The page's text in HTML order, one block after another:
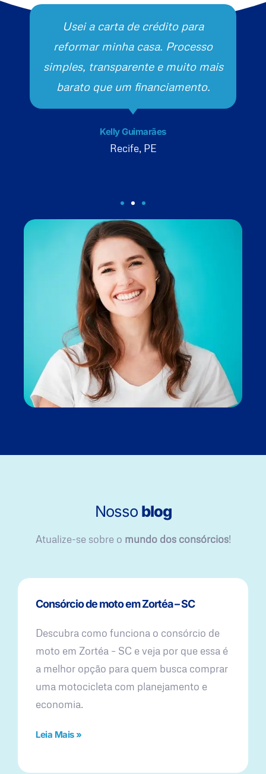
Usei a carta de crédito para
reformar minha casa. Processo
simples, transparente e muito mais
barato que um financiamento.
Kelly Guimarães
Recife, PE
Nosso blog
Atualize-se sobre o mundo dos consórcios!
Consórcio de moto em Zortéa – SC
Descubra como funciona o consórcio de
moto em Zortéa – SC e veja por que essa é
a melhor opção para quem busca comprar
uma motocicleta com planejamento e
economia.
Leia Mais »